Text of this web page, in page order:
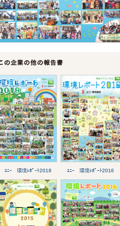
ﾕﾆｰ 環境ﾚﾎﾟｰﾄ2018 ﾕﾆｰ 環境ﾚﾎﾟｰﾄ2016